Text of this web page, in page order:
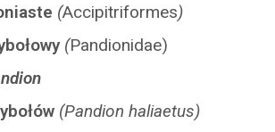
(Accipitriformes)
(Pandionidae)
(Pandion haliaetus)